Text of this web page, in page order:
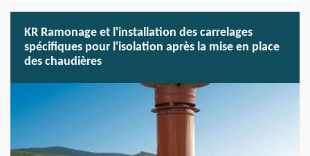
KR Ramonage et l'installation des carrelages
spécifiques pour l'isolation après la mise en place
des chaudières